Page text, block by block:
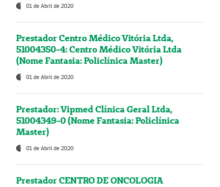
01 de Abril de 2020
Prestador Centro Médico Vitória Ltda,
51004350-4: Centro Médico Vitória Ltda
(Nome Fantasia: Policlínica Master)
01 de Abril de 2020
Prestador: Vipmed Clínica Geral Ltda,
51004349-0 (Nome Fantasia: Policlínica
Master)
01 de Abril de 2020
Prestador CENTRO DE ONCOLOGIA